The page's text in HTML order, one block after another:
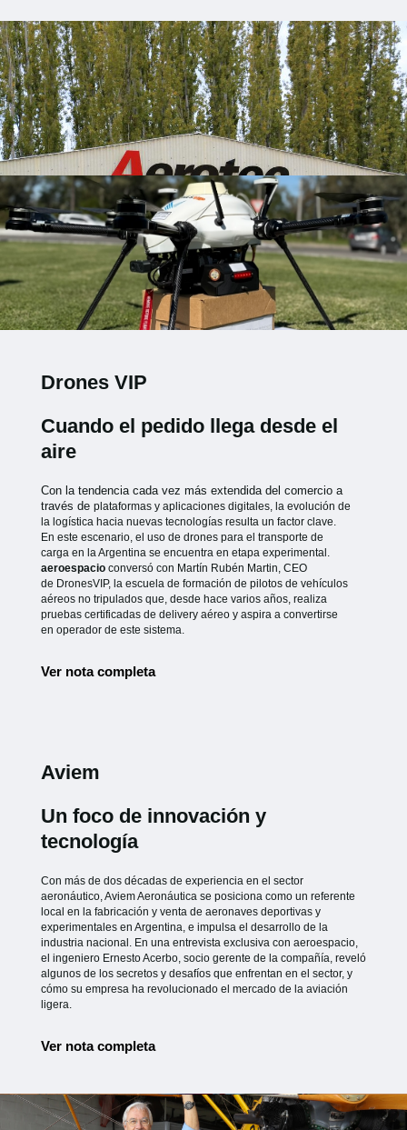
Drones VIP
Cuando el pedido llega desde el
aire
Con la tendencia cada vez más extendida del comercio a
través de plataformas y aplicaciones digitales, la evolución de
la logística hacia nuevas tecnologías resulta un factor clave.
En este escenario, el uso de drones para el transporte de
carga en la Argentina se encuentra en etapa experimental.
aeroespacioconversó con Martín Rubén Martin, CEO
de DronesVIP, la escuela de formación de pilotos de vehículos
aéreos no tripulados que, desde hace varios años, realiza
pruebas certificadas de delivery aéreo y aspira a convertirse
en operador de este sistema.
Ver nota completa
Aviem
Un foco de innovación y
tecnología
Con más de dos décadas de experiencia en el sector
aeronáutico, Aviem Aeronáutica se posiciona como un referente
local en la fabricación y venta de aeronaves deportivas y
experimentales en Argentina, e impulsa el desarrollo de la
industria nacional. En una entrevista exclusiva con aeroespacio,
el ingeniero Ernesto Acerbo, socio gerente de la compañía, reveló
algunos de los secretos y desafíos que enfrentan en el sector, y
cómo su empresa ha revolucionado el mercado de la aviación
ligera.
Ver nota completa